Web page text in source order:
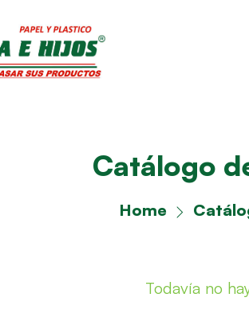
Catálogo
Home
Todavía no